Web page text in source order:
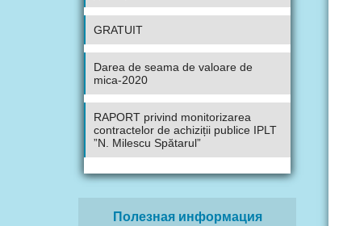
GRATUIT
Darea de seama de valoare de
mica-2020
RAPORT privind monitorizarea
contractelor de achiziții publice IPLT
”N. Milescu Spătarul”
Полезная информация